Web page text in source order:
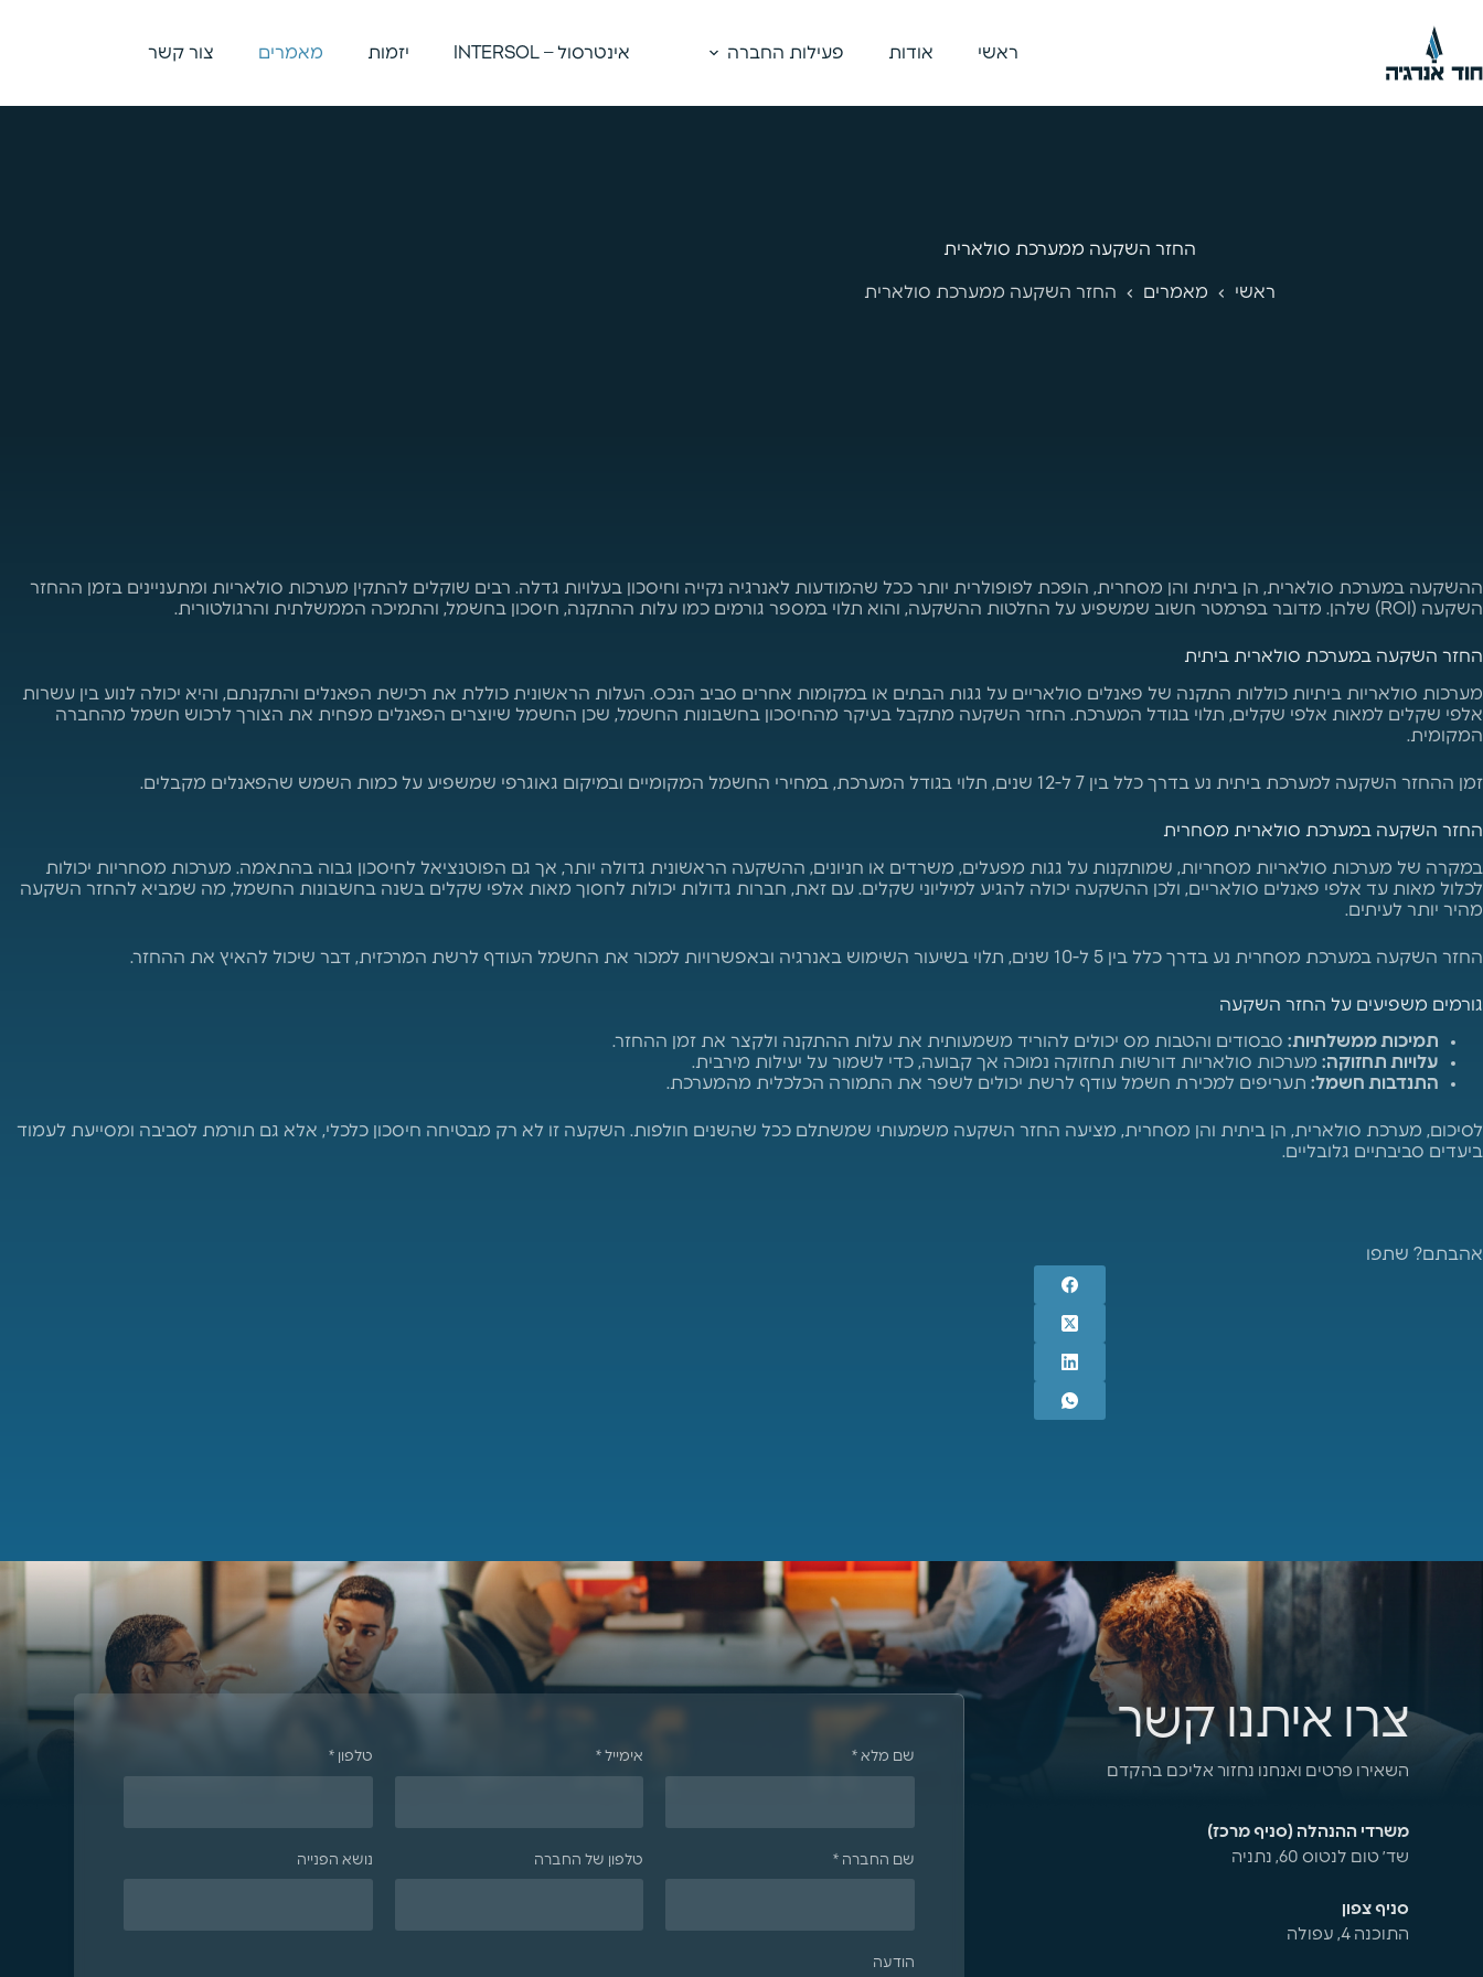
ראשי אודות פעילות החברה אינטרסול – INTERSOL יזמות מאמרים צור קשר
החזר השקעה ממערכת סולארית
ראשי מאמרים החזר השקעה ממערכת סולארית
ההשקעה במערכת סולארית, הן ביתית והן מסחרית, הופכת לפופולרית יותר ככל שהמודעות לאנרגיה נקייה וחיסכון בעלויות גדלה. רבים שוקלים להתקין מערכות סולאריות ומתעניינים בזמן ההחזר
השקעה (ROI) שלהן. מדובר בפרמטר חשוב שמשפיע על החלטות ההשקעה, והוא תלוי במספר גורמים כמו עלות ההתקנה, חיסכון בחשמל, והתמיכה הממשלתית והרגולטורית.
החזר השקעה במערכת סולארית ביתית
מערכות סולאריות ביתיות כוללות התקנה של פאנלים סולאריים על גגות הבתים או במקומות אחרים סביב הנכס. העלות הראשונית כוללת את רכישת הפאנלים והתקנתם, והיא יכולה לנוע בין עשרות
אלפי שקלים למאות אלפי שקלים, תלוי בגודל המערכת. החזר השקעה מתקבל בעיקר מהחיסכון בחשבונות החשמל, שכן החשמל שיוצרים הפאנלים מפחית את הצורך לרכוש חשמל מהחברה
המקומית.
זמן ההחזר השקעה למערכת ביתית נע בדרך כלל בין 7 ל-12 שנים, תלוי בגודל המערכת, במחירי החשמל המקומיים ובמיקום גאוגרפי שמשפיע על כמות השמש שהפאנלים מקבלים.
החזר השקעה במערכת סולארית מסחרית
במקרה של מערכות סולאריות מסחריות, שמותקנות על גגות מפעלים, משרדים או חניונים, ההשקעה הראשונית גדולה יותר, אך גם הפוטנציאל לחיסכון גבוה בהתאמה. מערכות מסחריות יכולות
לכלול מאות עד אלפי פאנלים סולאריים, ולכן ההשקעה יכולה להגיע למיליוני שקלים. עם זאת, חברות גדולות יכולות לחסוך מאות אלפי שקלים בשנה בחשבונות החשמל, מה שמביא להחזר השקעה
מהיר יותר לעיתים.
החזר השקעה במערכת מסחרית נע בדרך כלל בין 5 ל-10 שנים, תלוי בשיעור השימוש באנרגיה ובאפשרויות למכור את החשמל העודף לרשת המרכזית, דבר שיכול להאיץ את ההחזר.
גורמים משפיעים על החזר השקעה
תמיכות ממשלתיות: סבסודים והטבות מס יכולים להוריד משמעותית את עלות ההתקנה ולקצר את זמן ההחזר.
עלויות תחזוקה: מערכות סולאריות דורשות תחזוקה נמוכה אך קבועה, כדי לשמור על יעילות מירבית.
התנדבות חשמל: תעריפים למכירת חשמל עודף לרשת יכולים לשפר את התמורה הכלכלית מהמערכת.
לסיכום, מערכת סולארית, הן ביתית והן מסחרית, מציעה החזר השקעה משמעותי שמשתלם ככל שהשנים חולפות. השקעה זו לא רק מבטיחה חיסכון כלכלי, אלא גם תורמת לסביבה ומסייעת לעמוד
ביעדים סביבתיים גלובליים.
אהבתם? שתפו
צרו איתנו קשר
השאירו פרטים ואנחנו נחזור אליכם בהקדם
משרדי ההנהלה (סניף מרכז)
שד׳ טום לנטוס 60, נתניה
סניף צפון
התוכנה 4, עפולה
שם מלא * אימייל * טלפון *
שם החברה * טלפון של החברה נושא הפנייה
הודעה